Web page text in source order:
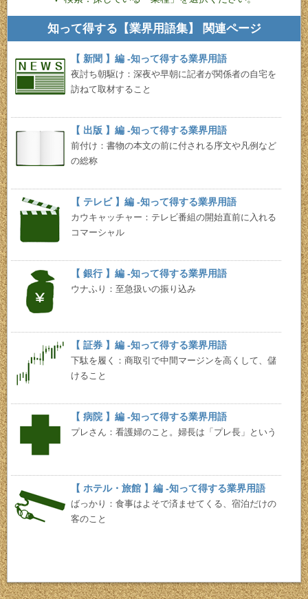
知って得する【業界用語集】 関連ページ
【 新聞 】編 -知って得する業界用語
夜討ち朝駆け：深夜や早朝に記者が関係者の自宅を
訪ねて取材すること
【 出版 】編 -知って得する業界用語
前付け：書物の本文の前に付される序文や凡例など
の総称
【 テレビ 】編 -知って得する業界用語
カウキャッチャー：テレビ番組の開始直前に入れる
コマーシャル
【 銀行 】編 -知って得する業界用語
ウナふり：至急扱いの振り込み
【 証券 】編 -知って得する業界用語
下駄を履く：商取引で中間マージンを高くして、儲
けること
【 病院 】編 -知って得する業界用語
プレさん：看護婦のこと。婦長は「プレ長」という
【 ホテル・旅館 】編 -知って得する業界用語
ばっかり：食事はよそで済ませてくる、宿泊だけの
客のこと